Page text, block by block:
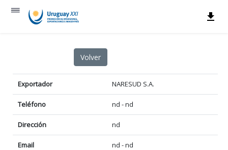
Exportador NARESUD S.A.
Teléfono nd - nd
Dirección nd
Email nd - nd